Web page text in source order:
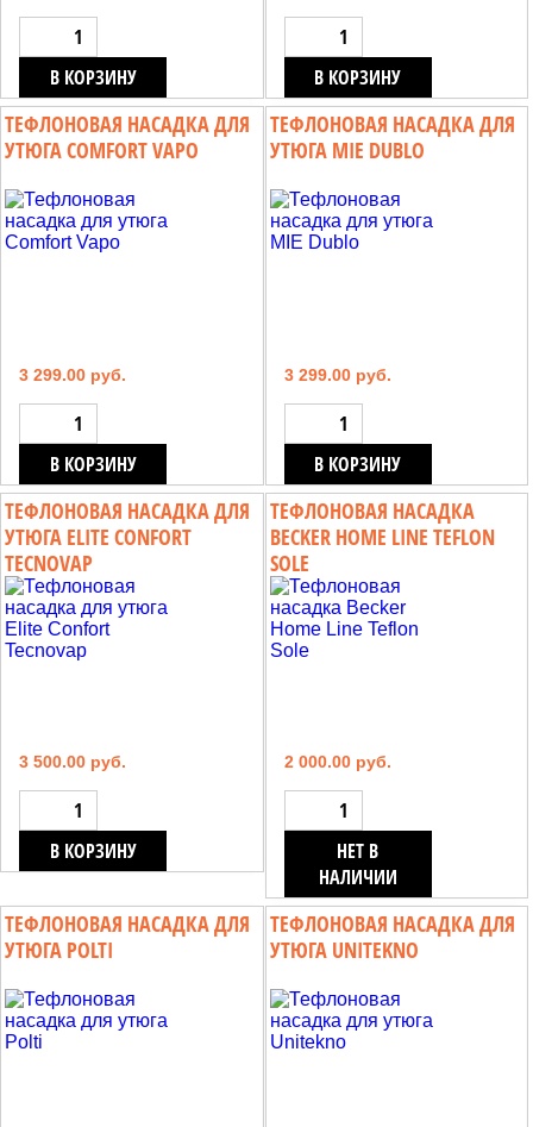
В КОРЗИНУ В КОРЗИНУ
ТЕФЛОНОВАЯ НАСАДКА ДЛЯ
УТЮГА COMFORT VAPO
3 299.00 руб.
В КОРЗИНУ
ТЕФЛОНОВАЯ НАСАДКА ДЛЯ
УТЮГА MIE DUBLO
3 299.00 руб.
В КОРЗИНУ
ТЕФЛОНОВАЯ НАСАДКА ДЛЯ
УТЮГА ELITE CONFORT
TECNOVAP
3 500.00 руб.
В КОРЗИНУ
ТЕФЛОНОВАЯ НАСАДКА
BECKER HOME LINE TEFLON
SOLE
2 000.00 руб.
НЕТ В
НАЛИЧИИ
ТЕФЛОНОВАЯ НАСАДКА ДЛЯ
УТЮГА POLTI
ТЕФЛОНОВАЯ НАСАДКА ДЛЯ
УТЮГА UNITEKNO